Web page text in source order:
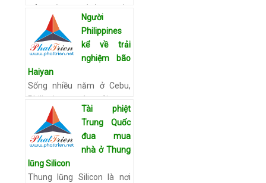
trên một con đường ngập
nước, trong khi mưa lớn
vẫn tiếp tục hoành hành tại
thành phố Tacloban (Phi…
Người
Philippines
kể về trải
nghiệm bão
Haiyan
Sống nhiều năm ở Cebu,
Philippines, và trải qua
nhiều trận động đất, bão
lớn, nhưng Chris Ducker
chưa bao giờ thấy những
cơn gió mạnh đến vậy khi
bão …Xem chi tiết
Tài phiệt
Trung Quốc
đua mua
nhà ở Thung
lũng Silicon
Thung lũng Silicon là nơi